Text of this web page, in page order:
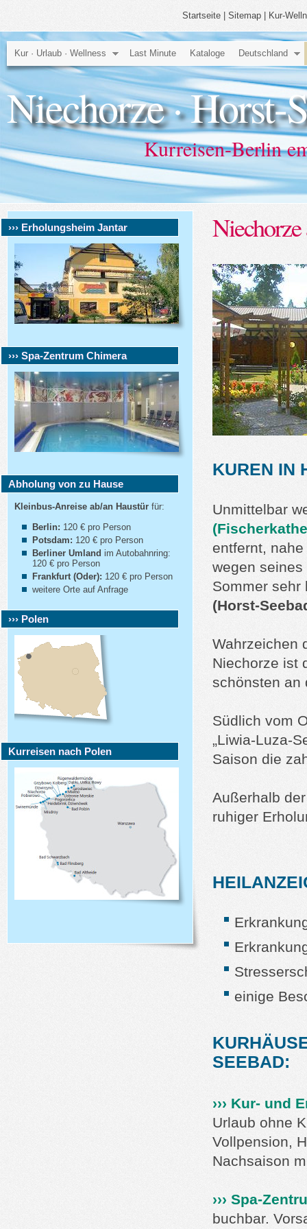
Startseite Sitemap Kur-
Niechorze · Horst-
Kurreisen-Berlin
Kur · Urlaub · Wellness Last Minute Kataloge Deutschland
Niechorze
KUREN IN
Unmittelbar
entfernt, nahe
wegen
Sommer
(Horst-
Wahrzeichen
Niechorze ist
schönsten an
Südlich vom
„Liwia-Luza-
Saison die
Außerhalb
ruhiger
einige
SEEBAD:
››› Kur- und
Urlaub ohne
Vollpension,
Nachsaison
››› Spa-
buchbar.
››› Erholungsheim Jantar
››› Spa-Zentrum Chimera
Abholung von zu Hause
Kleinbus-Anreise ab/an Haustür für:
Berlin: 120 € pro Person
Potsdam: 120 € pro Person
Berliner Umland im Autobahnring:
120 € pro Person
Frankfurt (Oder): 120 € pro Person
weitere Orte auf Anfrage
››› Polen
Kurreisen nach Polen